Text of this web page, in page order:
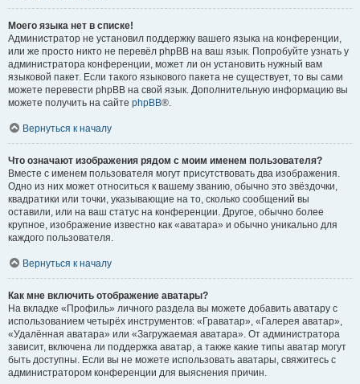
Моего языка нет в списке!
Администратор не установил поддержку вашего языка на конференции,
или же просто никто не перевёл phpBB на ваш язык. Попробуйте узнать у
администратора конференции, может ли он установить нужный вам
языковой пакет. Если такого языкового пакета не существует, то вы сами
можете перевести phpBB на свой язык. Дополнительную информацию вы
можете получить на сайте phpBB®.
Вернуться к началу
Что означают изображения рядом с моим именем пользователя?
Вместе с именем пользователя могут присутствовать два изображения.
Одно из них может относиться к вашему званию, обычно это звёздочки,
квадратики или точки, указывающие на то, сколько сообщений вы
оставили, или на ваш статус на конференции. Другое, обычно более
крупное, изображение известно как «аватара» и обычно уникально для
каждого пользователя.
Вернуться к началу
Как мне включить отображение аватары?
На вкладке «Профиль» личного раздела вы можете добавить аватару с
использованием четырёх инструментов: «Граватар», «Галерея аватар»,
«Удалённая аватара» или «Загружаемая аватара». От администратора
зависит, включена ли поддержка аватар, а также какие типы аватар могут
быть доступны. Если вы не можете использовать аватары, свяжитесь с
администратором конференции для выяснения причин.